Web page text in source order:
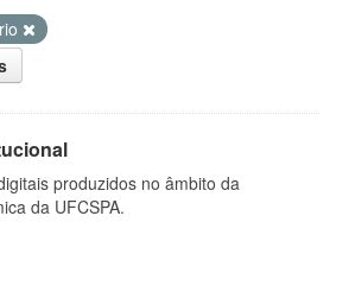
produzidos no âmbito da
da UFCSPA.